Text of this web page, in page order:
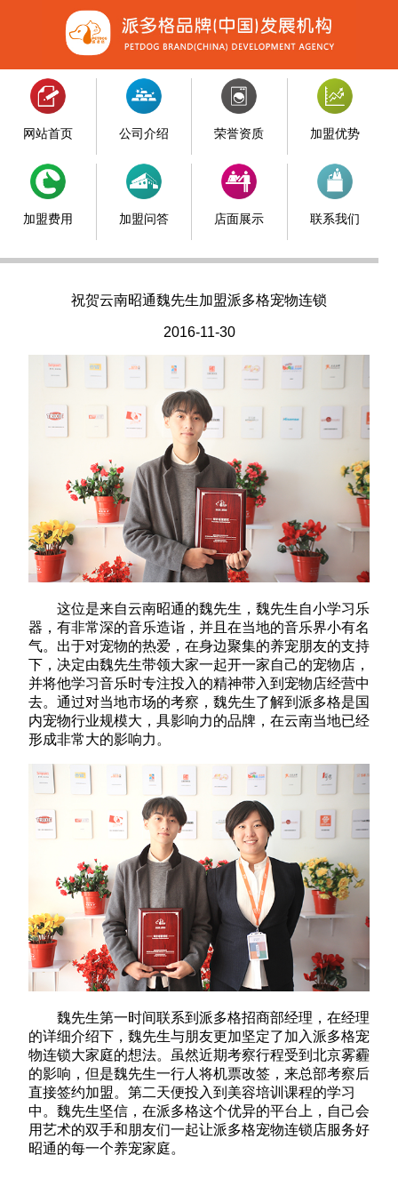
网站首页 公司介绍 荣誉资质 加盟优势
加盟费用 加盟问答 店面展示 联系我们
祝贺云南昭通魏先生加盟派多格宠物连锁
2016-11-30
这位是来自云南昭通的魏先生，魏先生自小学习乐
器，有非常深的音乐造诣，并且在当地的音乐界小有名
气。出于对宠物的热爱，在身边聚集的养宠朋友的支持
下，决定由魏先生带领大家一起开一家自己的宠物店，
并将他学习音乐时专注投入的精神带入到宠物店经营中
去。通过对当地市场的考察，魏先生了解到派多格是国
内宠物行业规模大，具影响力的品牌，在云南当地已经
形成非常大的影响力。
魏先生第一时间联系到派多格招商部经理，在经理
的详细介绍下，魏先生与朋友更加坚定了加入派多格宠
物连锁大家庭的想法。虽然近期考察行程受到北京雾霾
的影响，但是魏先生一行人将机票改签，来总部考察后
直接签约加盟。第二天便投入到美容培训课程的学习
中。魏先生坚信，在派多格这个优异的平台上，自己会
用艺术的双手和朋友们一起让派多格宠物连锁店服务好
昭通的每一个养宠家庭。